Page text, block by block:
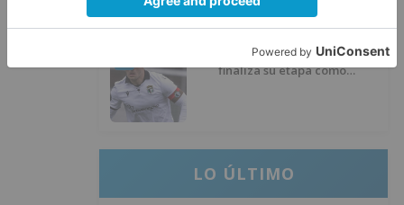
Fútbol Burgos: Lucas Ricoy
finaliza su etapa como
LO ÚLTIMO